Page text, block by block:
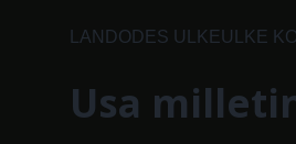
LANDODES ULKEULKE
Usa